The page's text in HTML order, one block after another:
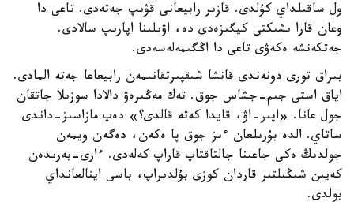
ول ساقىلداي كۇلدى. قازىر رابيعانى قۋىپ جەتەدى. تاعى دا
وعان قارا ىشىكتى كيگىزەدى دە، اۋىلىنا اپارىپ سالادى.
جەتكەنشە ەكەۋى تاعى دا اڭگىمەلەسەدى.
بىراق تورى دونەندى قانشا شىقپىرتقانىمەن رابيعاعا جەتە المادى.
اياق استى جىم-جشاس جوق. تەك مەڭىرەۋ دالادا سوزىلا جاتقان
جول عانا. «اپىر-اۋ، قايدا كەتە قالدى؟» دەپ مازاسىز-داندى
ساتاي. الدە بۇرىلعان ءىز جوق پا ەكەن، دەگەن ويمەن
جولدىڭ ەكى جاعىنا جالتاقتاپ قاراپ كەلەدى. ءارى-بەرىدەن
كەيىن شىڭىلتىر قاردان كوزى بۇلدىراپ، باسى اينالعانداي
بولدى.